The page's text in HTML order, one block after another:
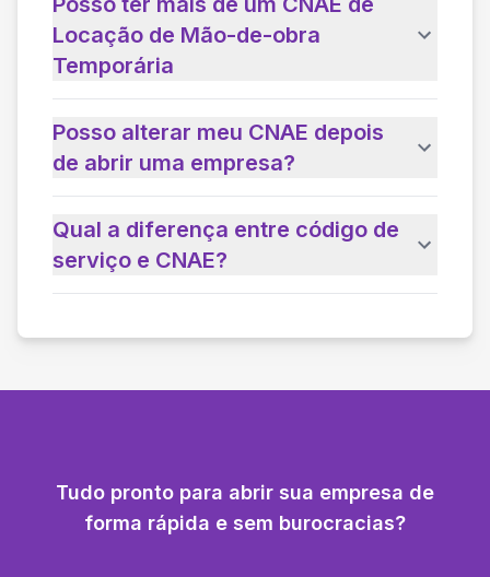
Locação de Mão-de-obra
Temporária
Posso alterar meu CNAE depois
de abrir uma empresa?
Qual a diferença entre código de
serviço e CNAE?
Tudo pronto para abrir sua empresa de
forma rápida e sem burocracias?